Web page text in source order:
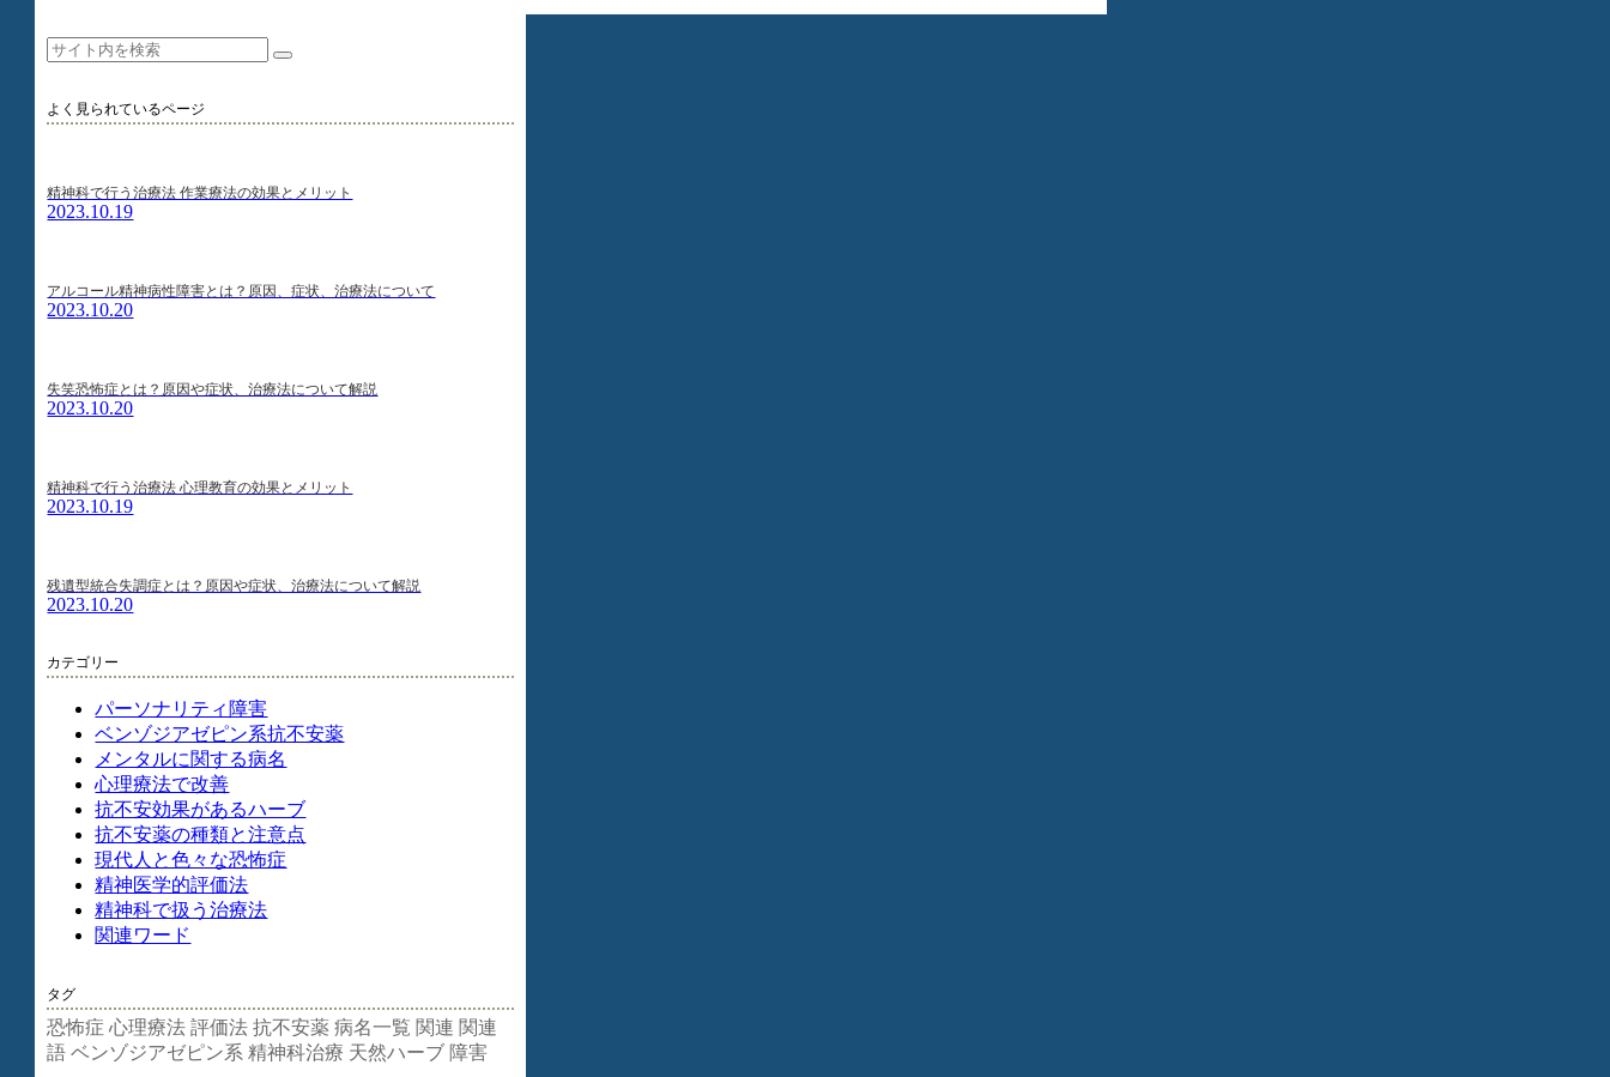
よく見られているページ
精神科で行う治療法 作業療法の効果とメリット
2023.10.19
アルコール精神病性障害とは？原因、症状、治療法について
2023.10.20
失笑恐怖症とは？原因や症状、治療法について解説
2023.10.20
精神科で行う治療法 心理教育の効果とメリット
2023.10.19
残遺型統合失調症とは？原因や症状、治療法について解説
2023.10.20
カテゴリー
パーソナリティ障害
ベンゾジアゼピン系抗不安薬
メンタルに関する病名
心理療法で改善
抗不安効果があるハーブ
抗不安薬の種類と注意点
現代人と色々な恐怖症
精神医学的評価法
精神科で扱う治療法
関連ワード
タグ
恐怖症 心理療法 評価法 抗不安薬 病名一覧 関連 関連
語 ベンゾジアゼピン系 精神科治療 天然ハーブ 障害